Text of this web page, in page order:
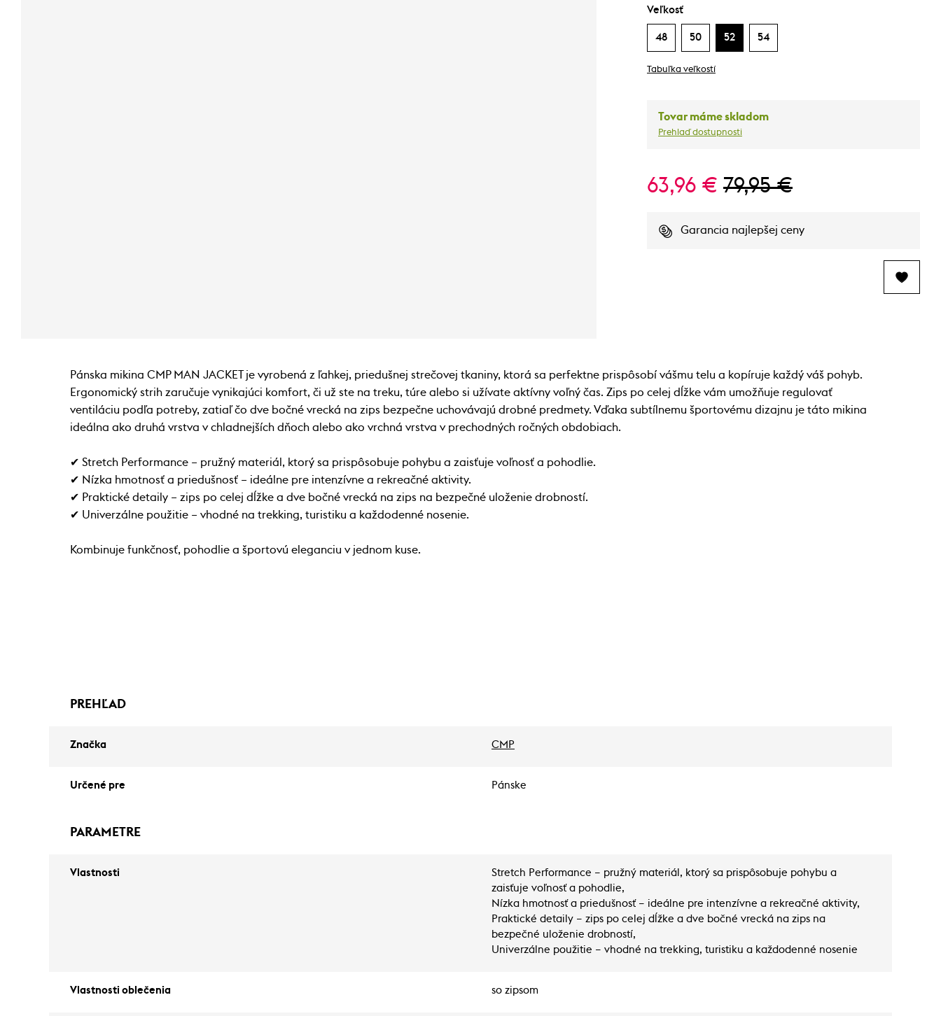
Veľkosť
48 50 52 54
Tabuľka veľkostí
Tovar máme skladom
Prehlaď dostupnosti
63,96 € 79,95 €
Garancia najlepšej ceny
Pánska mikina CMP MAN JACKET je vyrobená z ľahkej, priedušnej strečovej tkaniny, ktorá sa perfektne prispôsobí vášmu telu a kopíruje každý váš pohyb.
Ergonomický strih zaručuje vynikajúci komfort, či už ste na treku, túre alebo si užívate aktívny voľný čas. Zips po celej dĺžke vám umožňuje regulovať
ventiláciu podľa potreby, zatiaľ čo dve bočné vrecká na zips bezpečne uchovávajú drobné predmety. Vďaka subtílnemu športovému dizajnu je táto mikina
ideálna ako druhá vrstva v chladnejších dňoch alebo ako vrchná vrstva v prechodných ročných obdobiach.
✔ Stretch Performance – pružný materiál, ktorý sa prispôsobuje pohybu a zaisťuje voľnosť a pohodlie.
✔ Nízka hmotnosť a priedušnosť – ideálne pre intenzívne a rekreačné aktivity.
✔ Praktické detaily – zips po celej dĺžke a dve bočné vrecká na zips na bezpečné uloženie drobností.
✔ Univerzálne použitie – vhodné na trekking, turistiku a každodenné nosenie.
Kombinuje funkčnosť, pohodlie a športovú eleganciu v jednom kuse.
PREHĽAD
Značka CMP
Určené pre Pánske
PARAMETRE
Vlastnosti
Stretch Performance – pružný materiál, ktorý sa prispôsobuje pohybu a
zaisťuje voľnosť a pohodlie,
Nízka hmotnosť a priedušnosť – ideálne pre intenzívne a rekreačné aktivity,
Praktické detaily – zips po celej dĺžke a dve bočné vrecká na zips na
bezpečné uloženie drobností,
Univerzálne použitie – vhodné na trekking, turistiku a každodenné nosenie
Vlastnosti oblečenia so zipsom